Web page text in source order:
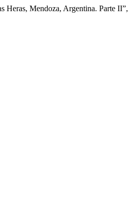
Heras, Mendoza, Argentina. Parte II”,